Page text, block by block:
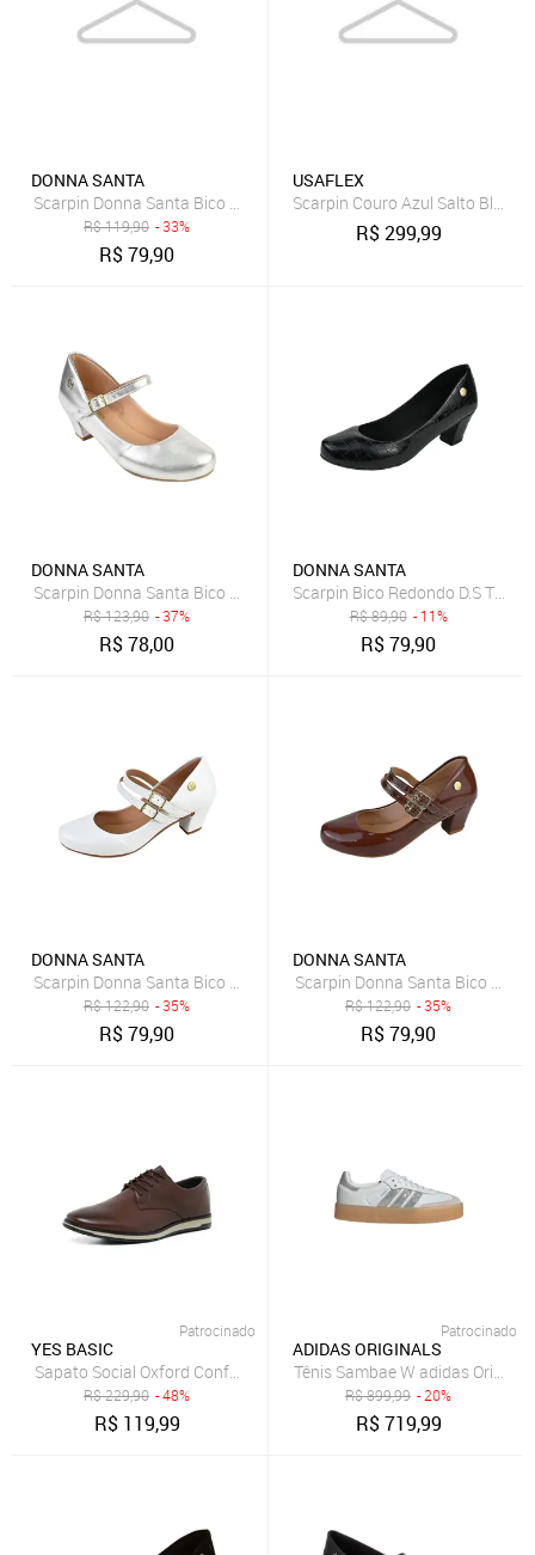
DONNA SANTA
Scarpin Donna Santa Bico Redondo Boneca Vermelho
R$119,90 - 33%
R$79,90
USAFLEX
Scarpin Couro Azul Salto Bloco
R$299,99
DONNA SANTA
Scarpin Donna Santa Bico Redondo Boneca Prata
R$123,90 - 37%
R$78,00
DONNA SANTA
Scarpin Bico Redondo D.S
R$89,90 - 11%
R$79,90
DONNA SANTA
Scarpin Donna Santa Bico Redondo Boneca Duas Tiras Branco
R$122,90 - 35%
R$79,90
DONNA SANTA
Scarpin Donna Santa Bico
R$122,90 - 35%
R$79,90
Patrocinado
YES BASIC
Sapato Social Oxford Confortável Masculino Marrom
R$229,90 - 48%
R$ 119,99
Patrocinado
ADIDAS ORIGINALS
Tênis Sambae W adidas
R$899,99 - 20%
R$719,99